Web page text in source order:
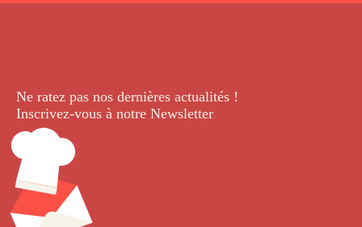
Ne ratez pas nos dernières actualités !
Inscrivez-vous à notre Newsletter.